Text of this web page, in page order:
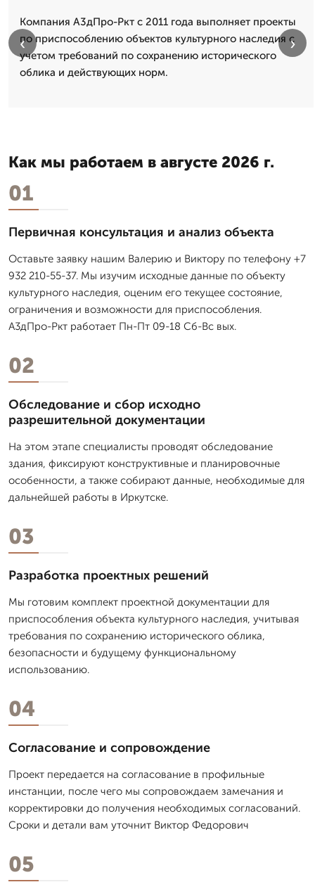
Компания А3дПро-Ркт с 2011 года выполняет проекты
по приспособлению объектов культурного наследия с
учетом требований по сохранению исторического
облика и действующих норм.
‹ ›
Как мы работаем в августе 2026 г.
01
Первичная консультация и анализ объекта
Оставьте заявку нашим Валерию и Виктору по телефону +7
932 210-55-37. Мы изучим исходные данные по объекту
культурного наследия, оценим его текущее состояние,
ограничения и возможности для приспособления.
А3дПро-Ркт работает Пн-Пт 09-18 Сб-Вс вых.
02
Обследование и сбор исходно
разрешительной документации
На этом этапе специалисты проводят обследование
здания, фиксируют конструктивные и планировочные
особенности, а также собирают данные, необходимые для
дальнейшей работы в Иркутске.
03
Разработка проектных решений
Мы готовим комплект проектной документации для
приспособления объекта культурного наследия, учитывая
требования по сохранению исторического облика,
безопасности и будущему функциональному
использованию.
04
Согласование и сопровождение
Проект передается на согласование в профильные
инстанции, после чего мы сопровождаем замечания и
корректировки до получения необходимых согласований.
Сроки и детали вам уточнит Виктор Федорович
05